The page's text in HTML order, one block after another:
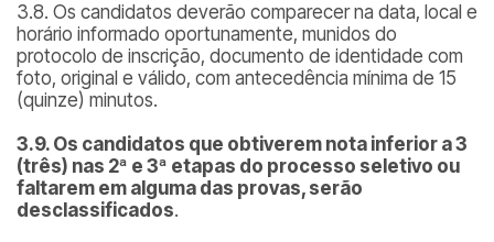
3.8. Os candidatos deverão comparecer na data, local e
horário informado oportunamente, munidos do
protocolo de inscrição, documento de identidade com
foto, original e válido, com antecedência mínima de 15
(quinze) minutos.
3.9. Os candidatos que obtiverem nota inferior a 3
(três) nas 2ª e 3ª etapas do processo seletivo ou
faltarem em alguma das provas, serão
desclassificados.